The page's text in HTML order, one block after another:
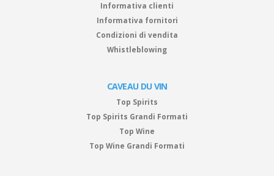
Informativa clienti
Informativa fornitori
Condizioni di vendita
Whistleblowing
CAVEAU DU VIN
Top Spirits
Top Spirits Grandi Formati
Top Wine
Top Wine Grandi Formati